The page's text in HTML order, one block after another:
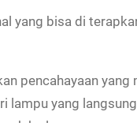
yang bisa di
pencahayaan yang
lampu yang langsung